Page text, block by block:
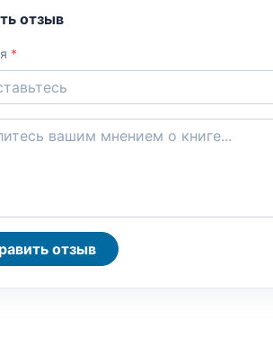
отзыв
*
Отправить отзыв